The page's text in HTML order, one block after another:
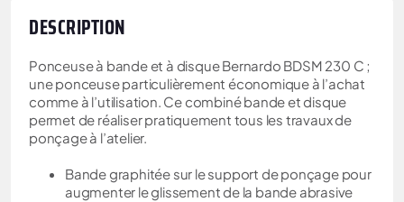
DESCRIPTION
Ponceuse à bande et à disque Bernardo BDSM 230 C ;
une ponceuse particulièrement économique à l’achat
comme à l’utilisation. Ce combiné bande et disque
permet de réaliser pratiquement tous les travaux de
ponçage à l’atelier.
Bande graphitée sur le support de ponçage pour
augmenter le glissement de la bande abrasive